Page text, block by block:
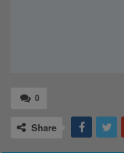
0
Share